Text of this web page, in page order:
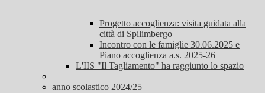
Progetto accoglienza: visita guidata alla
città di Spilimbergo
Incontro con le famiglie 30.06.2025 e
Piano accoglienza a.s. 2025-26
L'IIS "Il Tagliamento" ha raggiunto lo spazio
anno scolastico 2024/25